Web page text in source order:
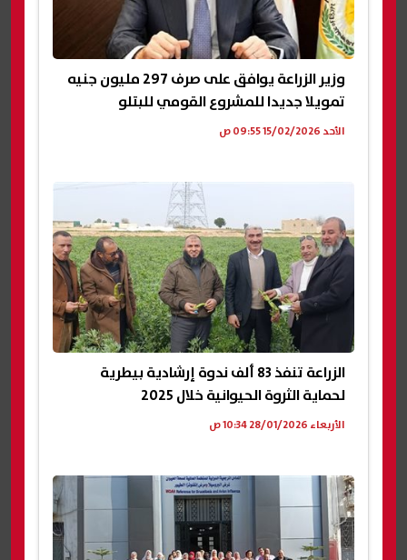
وزير الزراعة يوافق على صرف 297 مليون جنيه
تمويلا جديدا للمشروع القومي للبتلو
الأحد 15/02/2026 09:55 ص
الزراعة تنفذ 83 ألف ندوة إرشادية بيطرية
لحماية الثروة الحيوانية خلال 2025
الأربعاء 28/01/2026 10:34 ص